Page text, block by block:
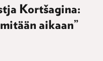
Kortšagina:
aikaan”